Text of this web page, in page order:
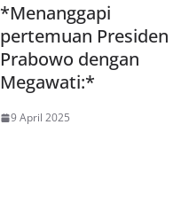
*Menanggapi
pertemuan Presiden
Prabowo dengan
Megawati:*
9 April 2025